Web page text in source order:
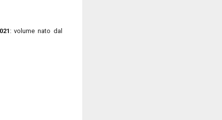
: volume nato dal